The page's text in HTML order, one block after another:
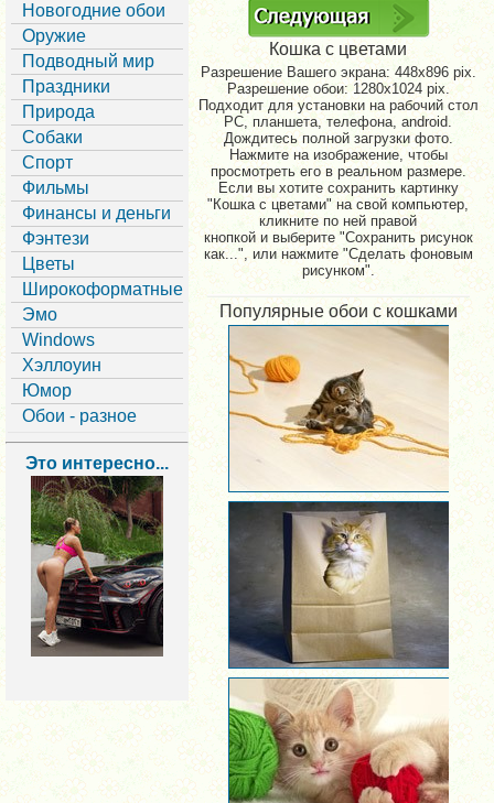
Новогодние обои
Оружие
Подводный мир
Праздники
Природа
Собаки
Спорт
Фильмы
Финансы и деньги
Фэнтези
Цветы
Широкоформатные
Эмо
Windows
Хэллоуин
Юмор
Обои - разное
Это интересно...
Кошка с цветами
Разрешение Вашего экрана:448x896 pix.
Разрешение обои: 1280x1024 pix.
Подходит для установки на рабочий стол
PC, планшета, телефона, android.
Дождитесь полной загрузки фото.
Нажмите на изображение, чтобы
просмотреть его в реальном размере.
Если вы хотите сохранить картинку
"Кошка с цветами" на свой компьютер,
кликните по ней правой
кнопкой и выберите "Сохранить рисунок
как...", или нажмите "Сделать фоновым
рисунком".
Популярные обои с кошками